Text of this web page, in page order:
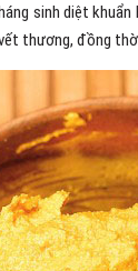
sinh diệt
thương, đồng